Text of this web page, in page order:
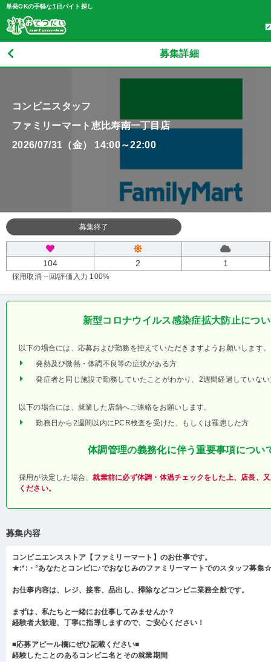
単発OKの手軽な1日バイト探し
募集詳細
コンビニスタッフ
ファミリーマート恵比寿南一丁目店
2026/07/31（金） 14:00～22:00
募集終了
104 2 1
採用取消 --回/評価入力 100%
新型コロナウイルス感染症拡大防止につ
以下の場合には、応募および勤務を控えていただきますようお願いします。
発熱及び微熱・体調不良等の症状がある方
発症者と同じ施設で勤務していたことがわかり、2週間経過していな
以下の場合には、就業した店舗へご連絡をお願いします。
勤務日から2週間以内にPCR検査を受けた、もしくは罹患した方
体調管理の義務化に伴う重要事項につい
採用が決定した場合、就業前に必ず体調・体温チェックをした上、店長、
ください。
募集内容
コンビニエンスストア【ファミリーマート】のお仕事です。
★:*:・°あなたとコンビに♪でおなじみのファミリーマートでのスタッフ募集
お仕事内容は、レジ、接客、品出し、掃除などコンビニ業務全般です。
まずは、私たちと一緒にお仕事してみませんか？
経験者大歓迎、丁寧に指導しますので、ご安心ください！
■応募アピール欄にぜひ記載ください■
経験したことのあるコンビニ名とその就業期間